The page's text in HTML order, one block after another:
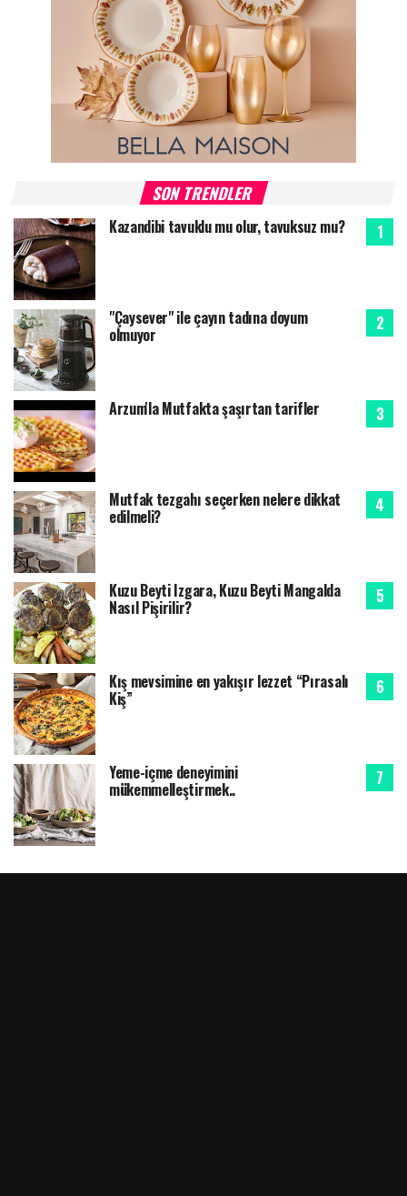
SON TRENDLER
Kazandibi tavuklu mu olur, tavuksuz mu?
"Çaysever" ile çayın tadına doyum
olmuyor
Arzum'la Mutfakta şaşırtan tarifler
Mutfak tezgahı seçerken nelere dikkat
edilmeli?
Kuzu Beyti Izgara, Kuzu Beyti Mangalda
Nasıl Pişirilir?
Kış mevsimine en yakışır lezzet “Pırasalı
Kiş”
Yeme-içme deneyimini
mükemmelleştirmek..